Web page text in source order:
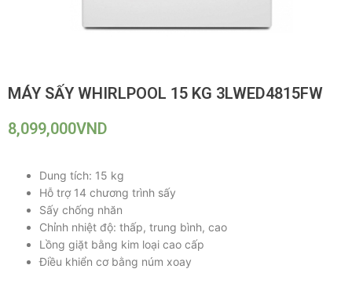
MÁY SẤY WHIRLPOOL 15 KG 3LWED4815FW
8,099,000VND
Dung tích: 15 kg
Hỗ trợ 14 chương trình sấy
Sấy chống nhăn
Chỉnh nhiệt độ: thấp, trung bình, cao
Lồng giặt bằng kim loại cao cấp
Điều khiển cơ bằng núm xoay